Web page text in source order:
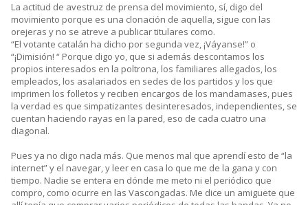
La actitud de avestruz de prensa del movimiento, sí, digo del
movimiento porque es una clonación de aquella, sigue con las
orejeras y no se atreve a publicar titulares como.
“El votante catalán ha dicho por segunda vez, ¡Váyanse!” o
“¡Dimisión! “ Porque digo yo, que si además descontamos los
propios interesados en la poltrona, los familiares allegados, los
empleados, los asalariados en sedes de los partidos y los que
imprimen los folletos y reciben encargos de los mandamases, pues
la verdad es que simpatizantes desinteresados, independientes, se
cuentan haciendo rayas en la pared, eso de cada cuatro una
diagonal.
Pues ya no digo nada más. Que menos mal que aprendí esto de “la
internet” y el navegar, y leer en casa lo que me de la gana y con
tiempo. Nadie se entera en dónde me meto ni el periódico que
compro, como ocurre en las Vascongadas. Me dice un amiguete que